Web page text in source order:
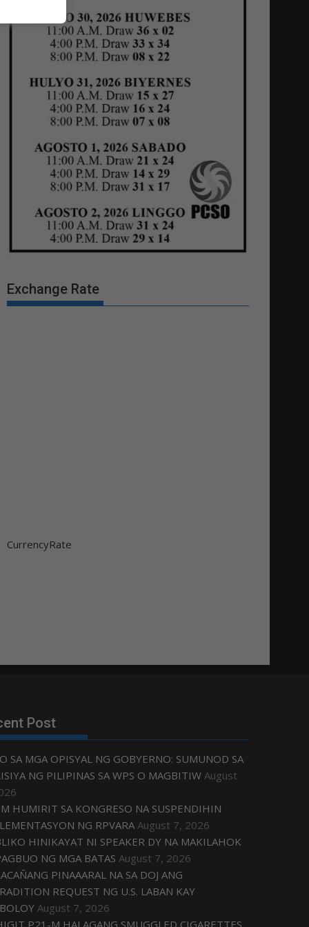
Exchange Rate
CurrencyRate
Post
SA MGA OPISYAL NG GOBYERNO: SUMUNOD SA
NG PILIPINAS SA WPS O MAGBITIW August
HUMIRIT SA KONGRESO NA SUSPENDIHIN
NG RPVARA August 7, 2026
HINIKAYAT NI SPEAKER DY NA MAKILAHOK
NG MGA BATAS August 7, 2026
PINAAARAL NA SA DOJ ANG
REQUEST NG U.S. LABAN KAY
August 7, 2026